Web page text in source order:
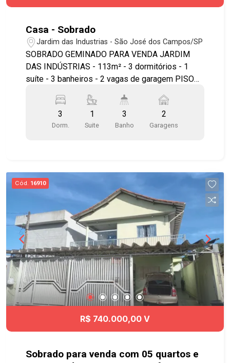
Casa - Sobrado
Jardim das Industrias - São José dos Campos/SP
SOBRADO GEMINADO PARA VENDA JARDIM
DAS INDÚSTRIAS - 113m² - 3 dormitórios - 1
suíte - 3 banheiros - 2 vagas de garagem PISO
condicionado TÉRREO - Sala de Estar e Jantar -
Cozinha planejada com cooktop - 1 quarto -
banheiro social - 2 vagas cobertas Nos fundos
padarias, veterinárias, oficinas, escolas como
Anglo e transporte público. Localiza-se a 5
minutos da Via Dutra, Johnson, Avenida dr.João
Batista Soares de Queiroz Junior e Padaria Bello
Pane.
3
Dorm.
1
Suite
3
Banho
2
Garagens
Cód. 16910
R$ 740.000,00 V
Sobrado para venda com 05 quartos e